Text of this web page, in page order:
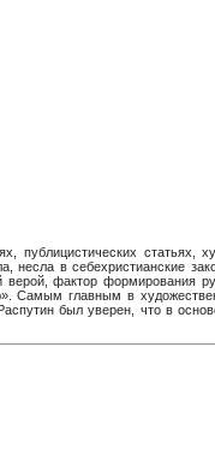
статьях,
в себехристианские
фактор формирования
главным в
был уверен, что в